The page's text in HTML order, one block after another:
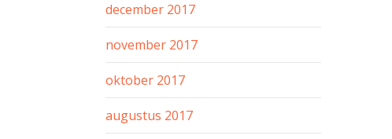
december 2017
november 2017
oktober 2017
augustus 2017